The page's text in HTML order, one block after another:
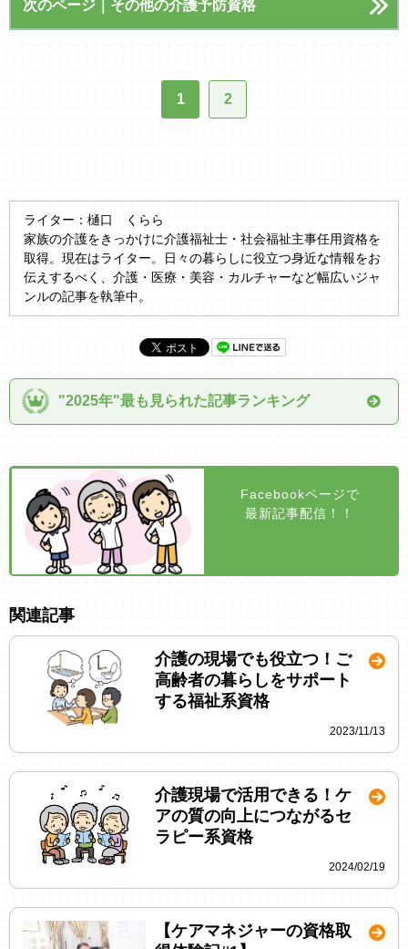
次のページ｜その他の介護予防資格
1 2
ライター：樋口 くらら
家族の介護をきっかけに介護福祉士・社会福祉主事任用資格を
取得。現在はライター。日々の暮らしに役立つ身近な情報をお
伝えするべく、介護・医療・美容・カルチャーなど幅広いジャ
ンルの記事を執筆中。
"2025年"最も見られた記事ランキング
Facebookページで
最新記事配信！！
関連記事
介護の現場でも役立つ！ご
高齢者の暮らしをサポート
する福祉系資格
2023/11/13
介護現場で活用できる！ケ
アの質の向上につながるセ
ラピー系資格
2024/02/19
【ケアマネジャーの資格取